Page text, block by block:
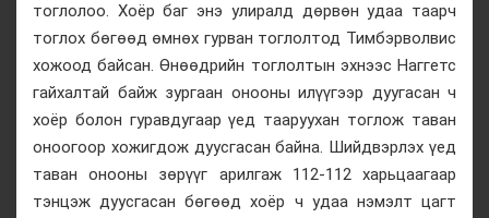
тоглолоо. Хоёр баг энэ улиралд дөрвөн удаа таарч
тоглох бөгөөд өмнөх гурван тоглолтод Тимбэрволвис
хожоод байсан. Өнөөдрийн тоглолтын эхнээс Наггетс
гайхалтай байж зургаан онооны илүүгээр дуугасан ч
хоёр болон гуравдугаар үед тааруухан тоглож таван
оноогоор хожигдож дуусгасан байна. Шийдвэрлэх үед
таван онооны зөрүүг арилгаж 112-112 харьцаагаар
тэнцэж дуусгасан бөгөөд хоёр ч удаа нэмэлт цагт